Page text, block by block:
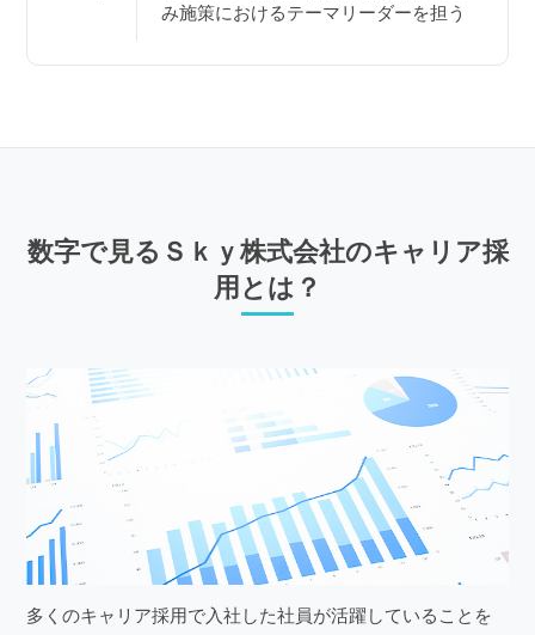
み施策におけるテーマリーダーを担う
数字で見るＳｋｙ株式会社のキャリア採
用とは？
多くのキャリア採用で入社した社員が活躍していることを